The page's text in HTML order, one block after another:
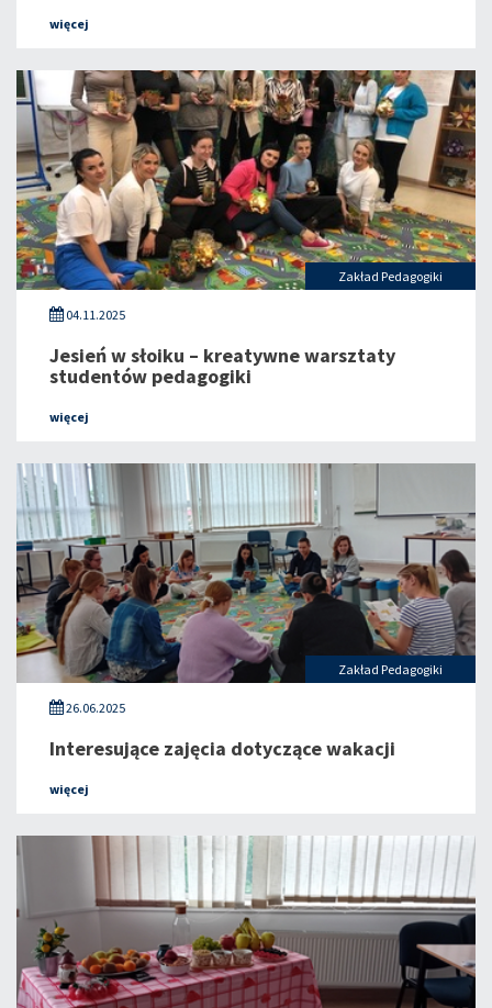
więcej
Zakład Pedagogiki
04.11.2025
Jesień w słoiku – kreatywne warsztaty
studentów pedagogiki
więcej
Zakład Pedagogiki
26.06.2025
Interesujące zajęcia dotyczące wakacji
więcej